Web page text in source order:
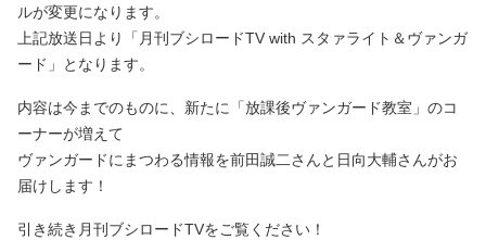
ルが変更になります。
上記放送日より「月刊ブシロードTV with スタァライト＆ヴァンガ
ード」となります。
内容は今までのものに、新たに「放課後ヴァンガード教室」のコ
ーナーが増えて
ヴァンガードにまつわる情報を前田誠二さんと日向大輔さんがお
届けします！
引き続き月刊ブシロードTVをご覧ください！